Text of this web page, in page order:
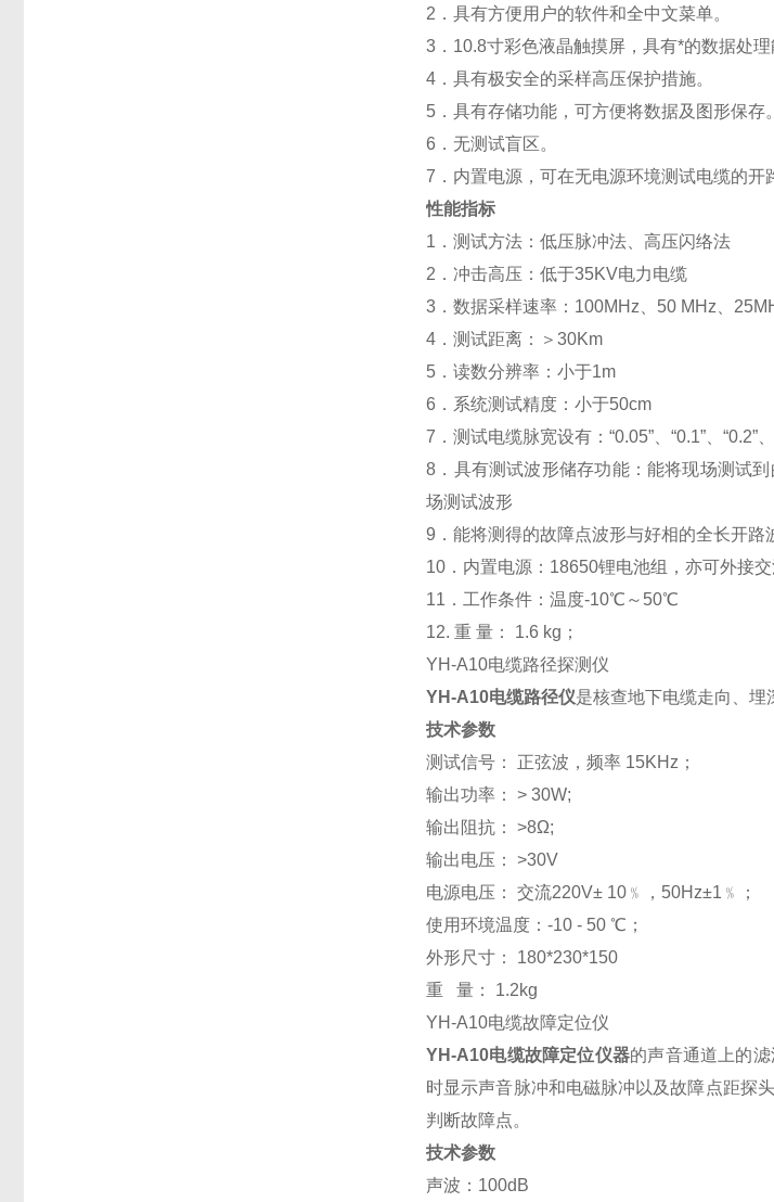
2．具有方便用户的软件和全中文菜单。
3．10.8寸彩色液晶触摸屏，具有*的数据处理
4．具有极安全的采样高压保护措施。
5．具有存储功能，可方便将数据及图形保存
6．无测试盲区。
7．内置电源，可在无电源环境测试电缆的开
性能指标
1．测试方法：低压脉冲法、高压闪络法
2．冲击高压：低于35KV电力电缆
3．数据采样速率：100MHz、50 MHz、
4．测试距离：＞30Km
5．读数分辨率：小于1m
6．系统测试精度：小于50cm
7．测试电缆脉宽设有：“0.05”、“0.1”、“0.2”
8．具有测试波形储存功能：能将现场测试
场测试波形
9．能将测得的故障点波形与好相的全长开
10．内置电源：18650锂电池组，亦可外接
11．工作条件：温度-10℃～50℃
12. 重 量： 1.6 kg；
YH-A10电缆路径探测仪
YH-A10电缆路径仪是核查地下电缆走向、埋
技术参数
测试信号： 正弦波，频率 15KHz；
输出功率： > 30W;
输出阻抗： >8Ω;
输出电压： >30V
电源电压： 交流220V± 10﹪，50Hz±1﹪；
使用环境温度：-10 - 50 ℃；
外形尺寸： 180*230*150
重 量： 1.2kg
YH-A10电缆故障定位仪
YH-A10电缆故障定位仪器的声音通道上的
时显示声音脉冲和电磁脉冲以及故障点距探
判断故障点。
技术参数
声波：100dB